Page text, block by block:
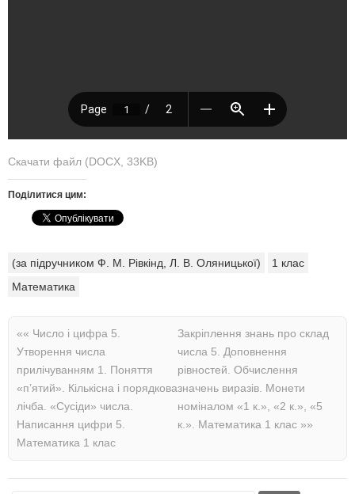
Скачати файл (DOCX, 33KB)
Поділитися цим:
(за підручником Ф. М. Рівкінд, Л. В. Оляницької)
1 клас
Математика
«« Число і цифра 5.
Утворення числа
прилічуванням 1. Поняття
«п’ятий». Кількісна і порядкова
лічба. «Сусіди» числа.
Написання цифри 5.
Математика 1 клас
Закріплення знань про склад
числа 5. Доповнення
рівностей. Обчислення
значень виразів. Монети
номіналом «1 к.», «2 к.», «5
к.». Математика 1 клас »»